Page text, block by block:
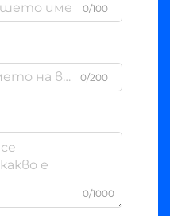
0/100
0/200
0/1000